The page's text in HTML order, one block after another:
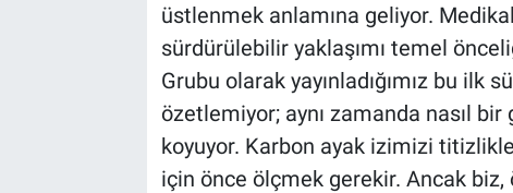
üstlenmek anlamına geliyor.
sürdürülebilir yaklaşımı temel
Grubu olarak yayınladığımız bu ilk
özetlemiyor; aynı zamanda nasıl
koyuyor. Karbon ayak izimizi
için önce ölçmek gerekir. Ancak